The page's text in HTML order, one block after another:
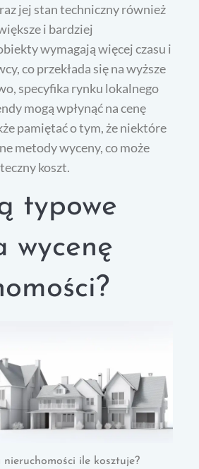
jej stan techniczny również
i bardziej
wymagają więcej czasu i
co przekłada się na wyższe
specyfika rynku lokalnego
mogą wpłynąć na cenę
pamiętać o tym, że niektóre
metody wyceny, co może
koszt.
typowe
wycenę
nieruchomości ile kosztuje?